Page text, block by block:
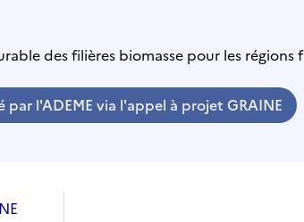
des filières biomasse pour les régions
l'ADEME via l'appel à projet GRAINE